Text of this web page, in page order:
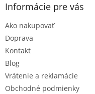
Informácie pre vás
Ako nakupovať
Doprava
Kontakt
Blog
Vrátenie a reklamácie
Obchodné podmienky